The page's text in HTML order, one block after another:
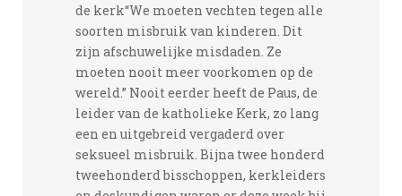
de kerk“We moeten vechten tegen alle
soorten misbruik van kinderen. Dit
zijn afschuwelijke misdaden. Ze
moeten nooit meer voorkomen op de
wereld.” Nooit eerder heeft de Paus, de
leider van de katholieke Kerk, zo lang
een en uitgebreid vergaderd over
seksueel misbruik. Bijna twee honderd
tweehonderd bisschoppen, kerkleiders